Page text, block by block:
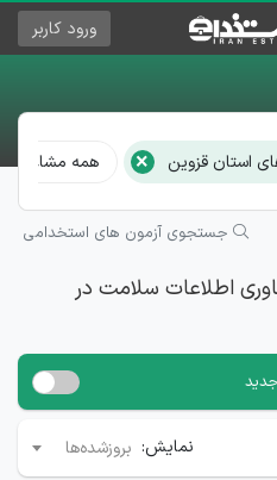
ورود کاربر
استان قزوین × همه مشاغل
جستجوی آزمون های استخدامی
اطلاعات سلامت در
نمایش: بروزشده‌ها